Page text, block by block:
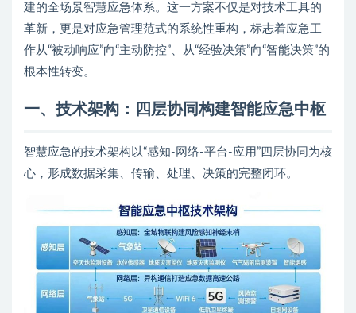
建的全场景智慧应急体系。这一方案不仅是对技术工具的
革新，更是对应急管理范式的系统性重构，标志着应急工
作从“被动响应”向“主动防控”、从“经验决策”向“智能决策”的
根本性转变。
一、 技术架构：四层协同构建智能应急中枢
智慧应急的技术架构以“感知-网络-平台-应用”四层协同为核
心，形成数据采集、传输、处理、决策的完整闭环。